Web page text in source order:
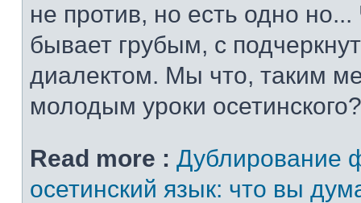
не против, но есть одно
бывает грубым, с
диалектом. Мы что, таким
молодым уроки
Read more : Дублирование
осетинский язык: что вы